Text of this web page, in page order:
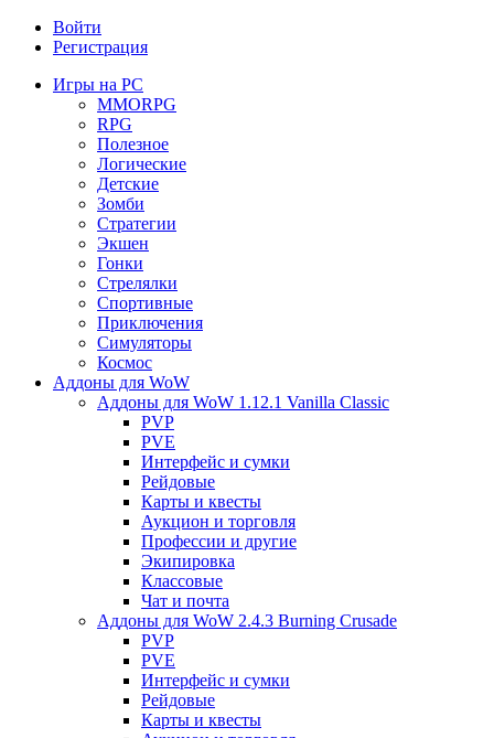
Войти
Регистрация
Игры на PC
MMORPG
RPG
Полезное
Логические
Детские
Зомби
Стратегии
Экшен
Гонки
Стрелялки
Спортивные
Приключения
Симуляторы
Космос
Аддоны для WoW
Аддоны для WoW 1.12.1 Vanilla Classic
PVP
PVE
Интерфейс и сумки
Рейдовые
Карты и квесты
Аукцион и торговля
Профессии и другие
Экипировка
Классовые
Чат и почта
Аддоны для WoW 2.4.3 Burning Crusade
PVP
PVE
Интерфейс и сумки
Рейдовые
Карты и квесты